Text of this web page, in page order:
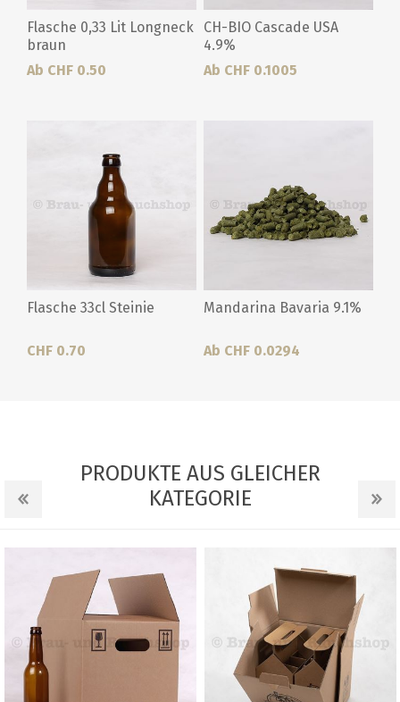
Flasche 0,33 Lit Longneck
braun
Ab CHF 0.50
CH-BIO Cascade USA
4.9%
Ab CHF 0.1005
Flasche 33cl Steinie
CHF 0.70
Mandarina Bavaria 9.1%
Ab CHF 0.0294
PRODUKTE AUS GLEICHER
KATEGORIE